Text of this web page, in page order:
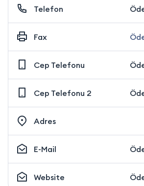
Telefon
Fax
Cep Telefonu
Cep Telefonu 2
Adres
E-Mail
Website